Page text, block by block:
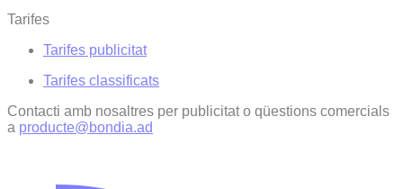
Tarifes
Tarifes publicitat
Tarifes classificats
Contacti amb nosaltres per publicitat o qüestions comercials
a producte@bondia.ad